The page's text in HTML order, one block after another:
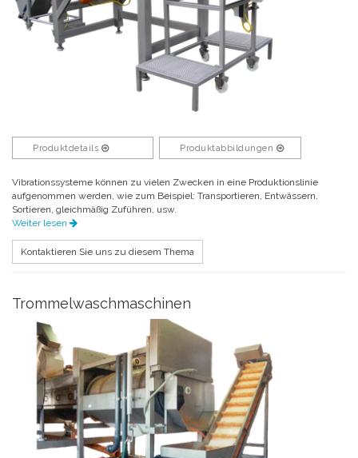
Produktdetails Produktabbildungen
Vibrationssysteme können zu vielen Zwecken in eine Produktionslinie
aufgenommen werden, wie zum Beispiel: Transportieren, Entwässern,
Sortieren, gleichmäßig Zuführen, usw.
Weiter lesen
Kontaktieren Sie uns zu diesem Thema
Trommelwaschmaschinen